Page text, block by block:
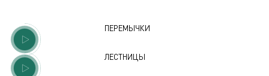
ПЕРЕМЫЧКИ
ЛЕСТНИЦЫ